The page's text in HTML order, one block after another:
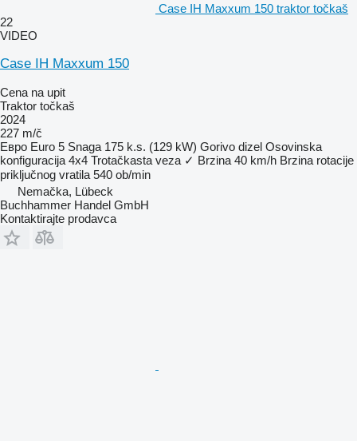
Case IH Maxxum 150 traktor točkaš
22
VIDEO
Case IH Maxxum 150
Cena na upit
Traktor točkaš
2024
227 m/č
Евро Euro 5 Snaga 175 k.s. (129 kW) Gorivo dizel Osovinska
konfiguracija 4x4 Trotačkasta veza ✓ Brzina 40 km/h Brzina rotacije
priključnog vratila 540 ob/min
Nemačka, Lübeck
Buchhammer Handel GmbH
Kontaktirajte prodavca